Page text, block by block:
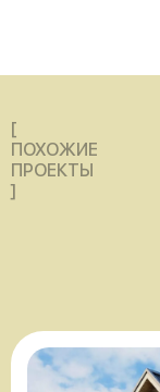
[
ПОХОЖИЕ
ПРОЕКТЫ
]